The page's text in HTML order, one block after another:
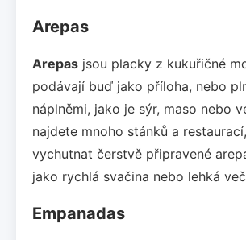
Arepas
Arepas jsou placky z kukuřičné
podávají buď jako příloha, nebo
náplněmi, jako je sýr, maso nebo
najdete mnoho stánků a
vychutnat čerstvě připravené
jako rychlá svačina nebo lehká
Empanadas